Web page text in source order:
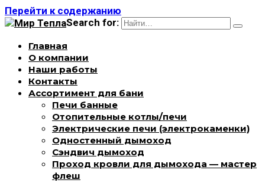
Перейти к содержанию
Search for:
Главная
О компании
Наши работы
Контакты
Ассортимент для бани
Печи банные
Отопительные котлы/печи
Электрические печи (электрокаменки)
Одностенный дымоход
Сэндвич дымоход
Проход кровли для дымохода — мастер
флеш